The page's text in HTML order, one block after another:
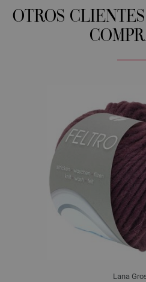
OTROS
Lana